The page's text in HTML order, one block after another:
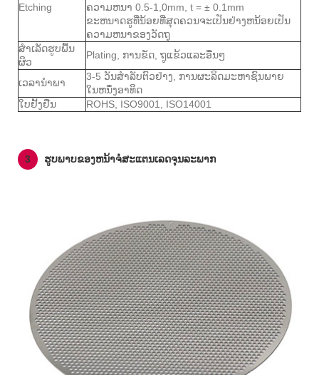
Etching
ຄວາມຫນາ 0.5-1,0mm, t = ± 0.1mm
ຂະຫນາດຮູທີ່ນ້ອຍທີ່ສຸດຄວນຈະເປັນຢ່າງຫນ້ອຍເປັນ
ຄວາມຫນາຂອງວັດຖຸ
ສໍາເລັດຮູບພື້ນ
ຜິວ
Plating, ການຂັດ, ຖູແຂ້ວແລະອື່ນໆ
ເວລານໍາພາ
3-5 ວັນສໍາລັບຕົວຢ່າງ, ການຜະລິດມະຫາຊົນພາຍ
ໃນຫນຶ່ງອາທິດ
ໃບຢັ້ງຢືນ
ROHS, ISO9001, ISO14001
3 ຮູບພາບຂອງຫນ້າຈໍສະແຕນເລດຈຸນລະພາກ